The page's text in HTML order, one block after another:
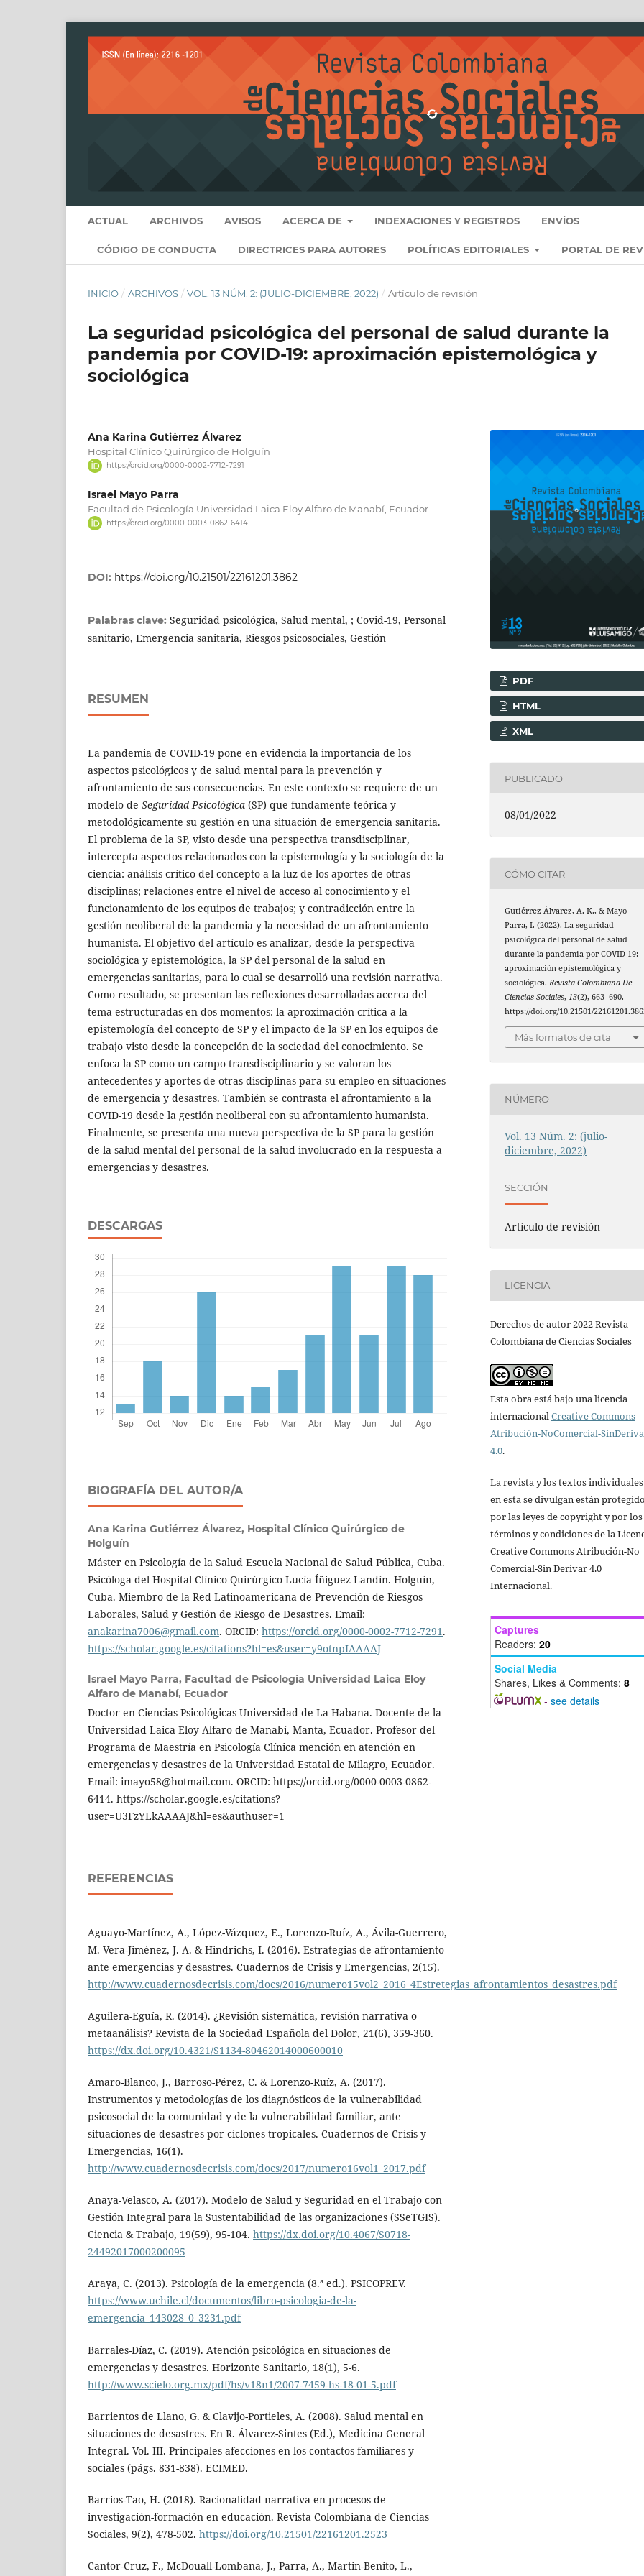
ACTUAL ARCHIVOS AVISOS ACERCA DE INDEXACIONES Y REGISTROS ENVÍOS
CÓDIGO DE CONDUCTA DIRECTRICES PARA AUTORES POLÍTICAS EDITORIALES PORTAL DE
INICIO / ARCHIVOS / VOL. 13 NÚM. 2: (JULIO-DICIEMBRE, 2022) / Artículo de revisión
La seguridad psicológica del personal de salud durante la
pandemia por COVID-19: aproximación epistemológica y
sociológica
Ana Karina Gutiérrez Álvarez
Hospital Clínico Quirúrgico de Holguín
https://orcid.org/0000-0002-7712-7291
Israel Mayo Parra
Facultad de Psicología Universidad Laica Eloy Alfaro de Manabí, Ecuador
https://orcid.org/0000-0003-0862-6414
DOI: https://doi.org/10.21501/22161201.3862
Palabras clave: Seguridad psicológica, Salud mental, ; Covid-19, Personal
sanitario, Emergencia sanitaria, Riesgos psicosociales, Gestión
RESUMEN
La pandemia de COVID-19 pone en evidencia la importancia de los
aspectos psicológicos y de salud mental para la prevención y
afrontamiento de sus consecuencias. En este contexto se requiere de un
modelo de Seguridad Psicológica (SP) que fundamente teórica y
metodológicamente su gestión en una situación de emergencia sanitaria.
El problema de la SP, visto desde una perspectiva transdisciplinar,
intercepta aspectos relacionados con la epistemología y la sociología de la
ciencia: análisis crítico del concepto a la luz de los aportes de otras
disciplinas; relaciones entre el nivel de acceso al conocimiento y el
funcionamiento de los equipos de trabajos; y contradicción entre la
gestión neoliberal de la pandemia y la necesidad de un afrontamiento
humanista. El objetivo del artículo es analizar, desde la perspectiva
sociológica y epistemológica, la SP del personal de la salud en
emergencias sanitarias, para lo cual se desarrolló una revisión narrativa.
Como resultado, se presentan las reflexiones desarrolladas acerca del
tema estructuradas en dos momentos: la aproximación crítica a la
epistemología del concepto de SP y el impacto de la SP en los equipos de
trabajo visto desde la concepción de la sociedad del conocimiento. Se
enfoca la SP como un campo transdisciplinario y se valoran los
antecedentes y aportes de otras disciplinas para su empleo en situaciones
de emergencia y desastres. También se contrasta el afrontamiento a la
COVID-19 desde la gestión neoliberal con su afrontamiento humanista.
Finalmente, se presenta una nueva perspectiva de la SP para la gestión
de la salud mental del personal de la salud involucrado en la respuesta a
emergencias y desastres.
DESCARGAS
BIOGRAFÍA DEL AUTOR/A
Ana Karina Gutiérrez Álvarez, Hospital Clínico Quirúrgico de
Holguín
Máster en Psicología de la Salud Escuela Nacional de Salud Pública, Cuba.
Psicóloga del Hospital Clínico Quirúrgico Lucía Íñiguez Landín. Holguín,
Cuba. Miembro de la Red Latinoamericana de Prevención de Riesgos
Laborales, Salud y Gestión de Riesgo de Desastres. Email:
anakarina7006@gmail.com. ORCID: https://orcid.org/0000-0002-7712-7291.
https://scholar.google.es/citations?hl=es&user=y9otnpIAAAAJ
Israel Mayo Parra, Facultad de Psicología Universidad Laica Eloy
Alfaro de Manabí, Ecuador
Doctor en Ciencias Psicológicas Universidad de La Habana. Docente de la
Universidad Laica Eloy Alfaro de Manabí, Manta, Ecuador. Profesor del
Programa de Maestría en Psicología Clínica mención en atención en
emergencias y desastres de la Universidad Estatal de Milagro, Ecuador.
Email: imayo58@hotmail.com. ORCID: https://orcid.org/0000-0003-0862-
6414. https://scholar.google.es/citations?
user=U3FzYLkAAAAJ&hl=es&authuser=1
REFERENCIAS
Aguayo-Martínez, A., López-Vázquez, E., Lorenzo-Ruíz, A., Ávila-Guerrero,
M. Vera-Jiménez, J. A. & Hindrichs, I. (2016). Estrategias de afrontamiento
ante emergencias y desastres. Cuadernos de Crisis y Emergencias, 2(15).
http://www.cuadernosdecrisis.com/docs/2016/numero15vol2_2016_4Estretegias_afrontamientos_desastres.pdf
Aguilera-Eguía, R. (2014). ¿Revisión sistemática, revisión narrativa o
metaanálisis? Revista de la Sociedad Española del Dolor, 21(6), 359-360.
https://dx.doi.org/10.4321/S1134-80462014000600010
Amaro-Blanco, J., Barroso-Pérez, C. & Lorenzo-Ruíz, A. (2017).
Instrumentos y metodologías de los diagnósticos de la vulnerabilidad
psicosocial de la comunidad y de la vulnerabilidad familiar, ante
situaciones de desastres por ciclones tropicales. Cuadernos de Crisis y
Emergencias, 16(1).
http://www.cuadernosdecrisis.com/docs/2017/numero16vol1_2017.pdf
Anaya-Velasco, A. (2017). Modelo de Salud y Seguridad en el Trabajo con
Gestión Integral para la Sustentabilidad de las organizaciones (SSeTGIS).
Ciencia & Trabajo, 19(59), 95-104. https://dx.doi.org/10.4067/S0718-
24492017000200095
Araya, C. (2013). Psicología de la emergencia (8.ª ed.). PSICOPREV.
https://www.uchile.cl/documentos/libro-psicologia-de-la-
emergencia_143028_0_3231.pdf
Barrales-Díaz, C. (2019). Atención psicológica en situaciones de
emergencias y desastres. Horizonte Sanitario, 18(1), 5-6.
http://www.scielo.org.mx/pdf/hs/v18n1/2007-7459-hs-18-01-5.pdf
Barrientos de Llano, G. & Clavijo-Portieles, A. (2008). Salud mental en
situaciones de desastres. En R. Álvarez-Sintes (Ed.), Medicina General
Integral. Vol. III. Principales afecciones en los contactos familiares y
sociales (págs. 831-838). ECIMED.
Barrios-Tao, H. (2018). Racionalidad narrativa en procesos de
investigación-formación en educación. Revista Colombiana de Ciencias
Sociales, 9(2), 478-502. https://doi.org/10.21501/22161201.2523
Cantor-Cruz, F., McDouall-Lombana, J., Parra, A., Martin-Benito, L.,
PDF
HTML
XML
PUBLICADO
08/01/2022
CÓMO CITAR
Gutiérrez Álvarez, A. K., & Mayo
Parra, I. (2022). La seguridad
psicológica del personal de salud
durante la pandemia por COVID-19:
aproximación epistemológica y
sociológica.Revista Colombiana De
Ciencias Sociales,13(2), 663–690.
https://doi.org/10.21501/
Más formatos de cita
NÚMERO
Vol. 13 Núm. 2: (julio-
diciembre, 2022)
SECCIÓN
Artículo de revisión
LICENCIA
Derechos de autor 2022 Revista
Colombiana de Ciencias Sociales
Esta obra está bajo una licencia
internacionalCreative Commons
Atribución-NoComercial-
4.0.
La revista y los textos
en esta se divulgan están
por las leyes de copyright y por los
términos y condiciones de la
Creative Commons Atribución-No
Comercial-Sin Derivar 4.0
Internacional.
Captures
Readers: 20
Social Media
Shares, Likes & Comments: 8
- see details